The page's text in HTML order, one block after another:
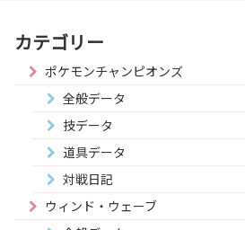
カテゴリー
ポケモンチャンピオンズ
全般データ
技データ
道具データ
対戦日記
ウィンド・ウェーブ